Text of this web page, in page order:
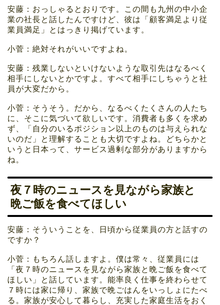
安藤：おっしゃるとおりです。この間も九州の中小企
業の社長と話したんですけど、彼は「顧客満足より従
業員満足」とはっきり掲げています。
小菅：絶対それがいいですよね。
安藤：残業しないといけないような取引先はなるべく
相手にしないとかですよ。すべて相手にしちゃうと社
員が大変だから。
小菅：そうそう。だから、なるべくたくさんの人たち
に、そこに気づいて欲しいです。消費者も多くを求め
ず、「自分のいるポジション以上のものは与えられな
いのだ」と理解することも大切ですよね。どちらかと
いうと日本って、サービス過剰な部分がありますから
ね。
夜７時のニュースを見ながら家族と
晩ご飯を食べてほしい
安藤：そういうことを、日頃から従業員の方と話すの
ですか？
小菅：もちろん話しますよ。僕は常々、従業員には
「夜７時のニュースを見ながら家族と晩ご飯を食べて
ほしい」と話しています。能率良く仕事を終わらせて
７時には家に帰り、家族で晩ごはんをいっしょにたべ
る。家族が安心して暮らし、充実した家庭生活をおく